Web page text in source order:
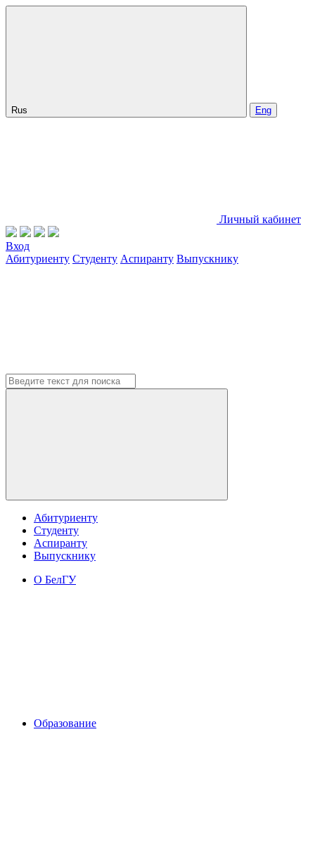
Rus Eng
Личный кабинет
Вход
Абитуриенту Студенту Аспиранту Выпускнику
Абитуриенту
Студенту
Аспиранту
Выпускнику
О БелГУ
Образование